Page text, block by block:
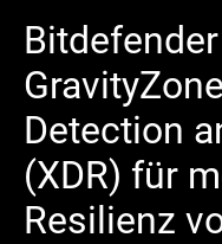
Detection
(XDR) für
Resilienz